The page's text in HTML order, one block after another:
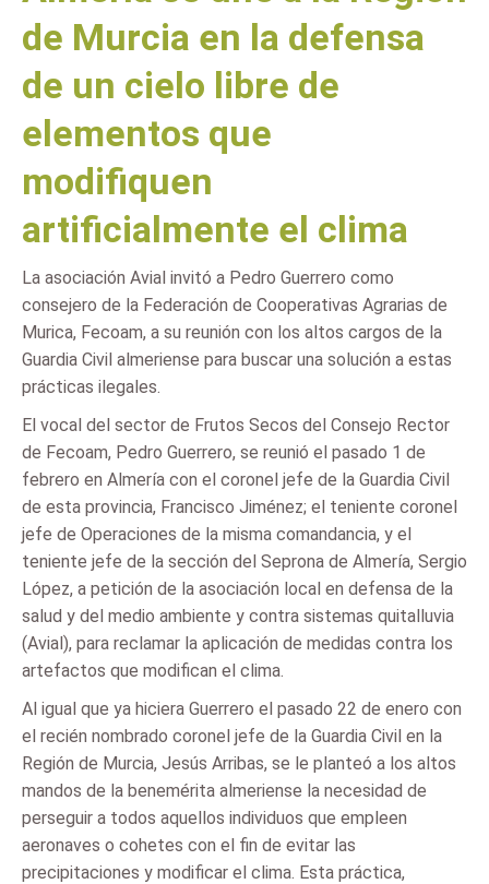
de Murcia en la defensa
de un cielo libre de
elementos que
modifiquen
artificialmente el clima
La asociación Avial invitó a Pedro Guerrero como
consejero de la Federación de Cooperativas Agrarias de
Murica, Fecoam, a su reunión con los altos cargos de la
Guardia Civil almeriense para buscar una solución a estas
prácticas ilegales.
El vocal del sector de Frutos Secos del Consejo Rector
de Fecoam, Pedro Guerrero, se reunió el pasado 1 de
febrero en Almería con el coronel jefe de la Guardia Civil
de esta provincia, Francisco Jiménez; el teniente coronel
jefe de Operaciones de la misma comandancia, y el
teniente jefe de la sección del Seprona de Almería, Sergio
López, a petición de la asociación local en defensa de la
salud y del medio ambiente y contra sistemas quitalluvia
(Avial), para reclamar la aplicación de medidas contra los
artefactos que modifican el clima.
Al igual que ya hiciera Guerrero el pasado 22 de enero con
el recién nombrado coronel jefe de la Guardia Civil en la
Región de Murcia, Jesús Arribas, se le planteó a los altos
mandos de la benemérita almeriense la necesidad de
perseguir a todos aquellos individuos que empleen
aeronaves o cohetes con el fin de evitar las
precipitaciones y modificar el clima. Esta práctica,